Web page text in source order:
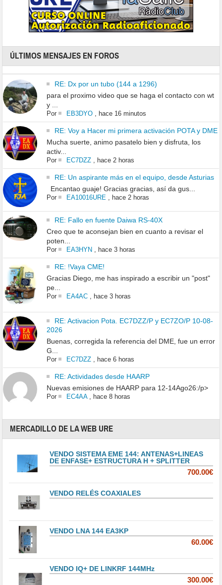
ÚLTIMOS MENSAJES EN FOROS
RE: Dx por un tubo (144 a 1296)
para el proximo video que se haga el contacto con wt
y ...
Por EB3DYO, hace 16 minutos
RE: Voy a Hacer mi primera activación POTA y DME
Mucha suerte, animo pasatelo bien y disfruta, los
activ...
Por EC7DZZ, hace 2 horas
RE: Un aspirante más en el equipo, desde Asturias
Encantao guaje! Gracias gracias, así da gus...
Por EA10016URE hace 2 horas
RE: Fallo en fuente Daiwa RS-40X
Creo que te aconsejan bien en cuanto a revisar el
poten...
Por EA3HYN hace 3 horas
RE: !Vaya CME!
Gracias Diego, me has inspirado a escribir un "post"
pe...
Por EA4AC, hace 3 horas
RE: Activacion Pota. EC7DZZ/P y EC7ZO/P 10-08-
2026
Buenas, corregida la referencia del DME, fue un error
G...
Por EC7DZZ, hace 6 horas
RE: Actividades desde HAARP
Nuevas emisiones de HAARP para 12-14Ago26:/p>
Por EC4AA, hace 8 horas
MERCADILLO DE LA WEB URE
VENDO SISTEMA EME 144: ANTENAS+LINEAS
DE ENFASE+ ESTRUCTURA H + SPLITTER
700.00€
VENDO RELÉS COAXIALES
VENDO LNA 144 EA3KP
60.00€
VENDO IQ+ DE LINKRF 144MHz
300.00€